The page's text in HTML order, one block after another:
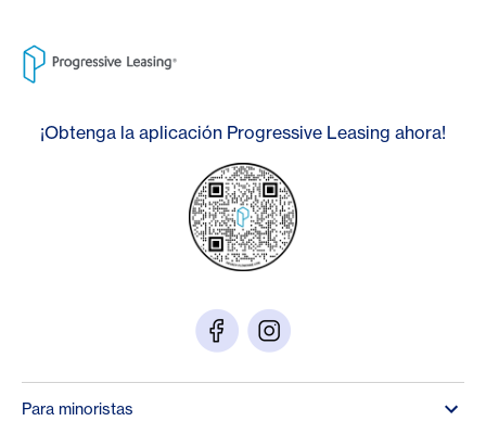
¡Obtenga la aplicación Progressive Leasing ahora!
Para minoristas